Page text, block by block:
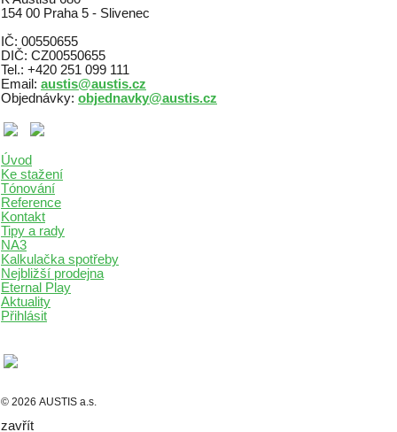
154 00 Praha 5 - Slivenec
IČ: 00550655
DIČ: CZ00550655
Tel.: +420 251 099 111
Email: austis@austis.cz
Objednávky: objednavky@austis.cz
Úvod
Ke stažení
Tónování
Reference
Kontakt
Tipy a rady
NA3
Kalkulačka spotřeby
Nejbližší prodejna
Eternal Play
Aktuality
Přihlásit
© 2026 AUSTIS a.s.
zavřít